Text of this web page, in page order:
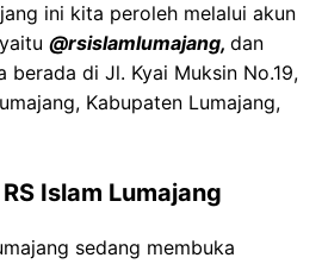
ini kita peroleh melalui akun
@rsislamlumajang, dan
berada di Jl. Kyai Muksin No.19,
Kabupaten Lumajang,
Islam Lumajang
sedang membuka